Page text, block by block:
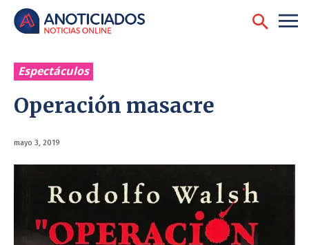
Espectáculos
Operación masacre
mayo 3, 2019